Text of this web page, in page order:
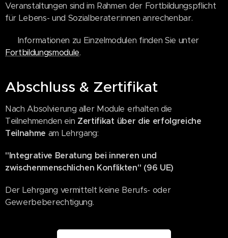
Veranstaltungen sind im Rahmen der Fortbildungspflicht
für Lebens- und Sozialberater:innen anrechenbar.
👉 Informationen zu Einzelmodulen finden Sie unter
Fortbildungsmodule.
Abschluss & Zertifikat
Nach Absolvierung aller Module erhalten die
Teilnehmenden ein Zertifikat über die erfolgreiche
Teilnahme am Lehrgang:
"Integrative Beratung bei inneren und
zwischenmenschlichen Konflikten" (96 UE)
Der Lehrgang vermittelt keine Berufs- oder
Gewerbeberechtigung.